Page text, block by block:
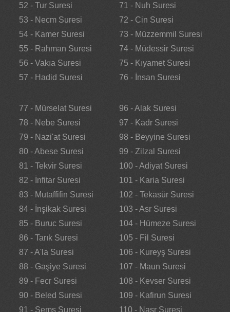
52 - Tur Suresi
53 - Necm Suresi
54 - Kamer Suresi
55 - Rahman Suresi
56 - Vakıa Suresi
57 - Hadid Suresi
71 - Nuh Suresi
72 - Cin Suresi
73 - Müzzemmil Suresi
74 - Müdessir Suresi
75 - Kıyamet Suresi
76 - İnsan Suresi
77 - Mürselat Suresi
78 - Nebe Suresi
79 - Nazi'at Suresi
80 - Abese Suresi
81 - Tekvir Suresi
82 - İnfitar Suresi
83 - Mutaffifin Suresi
84 - İnşikak Suresi
85 - Buruc Suresi
86 - Tarık Suresi
87 - A'la Suresi
88 - Gaşiye Suresi
89 - Fecr Suresi
90 - Beled Suresi
91 - Şems Suresi
96 - Alak Suresi
97 - Kadr Suresi
98 - Beyyine Suresi
99 - Zilzal Suresi
100 - Adiyat Suresi
101 - Karia Suresi
102 - Tekasür Suresi
103 - Asr Suresi
104 - Hümeze Suresi
105 - Fil Suresi
106 - Kureyş Suresi
107 - Maun Suresi
108 - Kevser Suresi
109 - Kafirun Suresi
110 - Nasr Suresi